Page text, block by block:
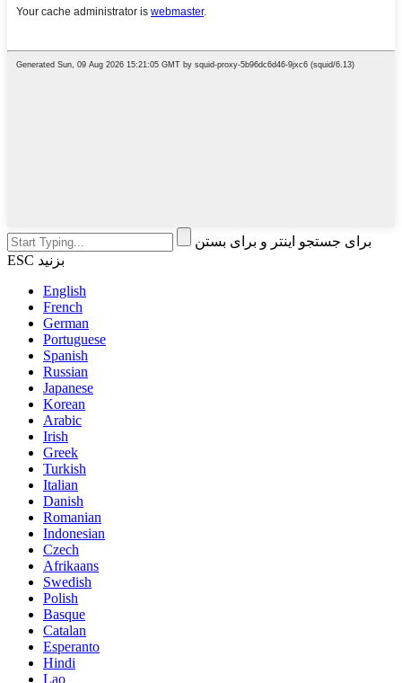
برای جستجو اینتر و برای بستن
ESC بزنید
English
French
German
Portuguese
Spanish
Russian
Japanese
Korean
Arabic
Irish
Greek
Turkish
Italian
Danish
Romanian
Indonesian
Czech
Afrikaans
Swedish
Polish
Basque
Catalan
Esperanto
Hindi
Lao